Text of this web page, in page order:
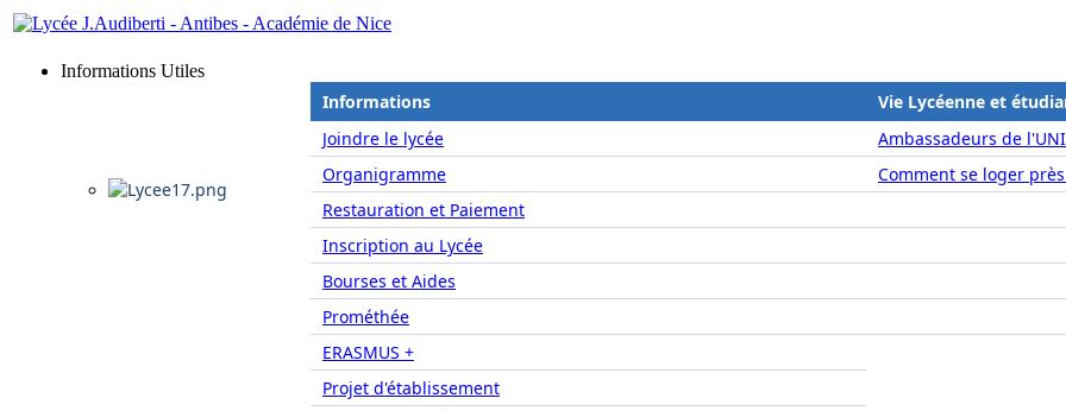
Informations Utiles
Informations
Vie Lycéenne et
Joindre le lycée
Ambassadeurs de
Organigramme
Comment se loger
Restauration et Paiement
Inscription au Lycée
Bourses et Aides
Prométhée
ERASMUS +
Projet d'établissement